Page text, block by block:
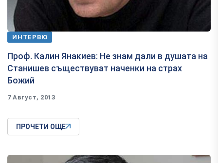
ИНТЕРВЮ
Проф. Калин Янакиев: Не знам дали в душата на
Станишев съществуват наченки на страх
Божий
7 Август, 2013
ПРОЧЕТИ ОЩЕ